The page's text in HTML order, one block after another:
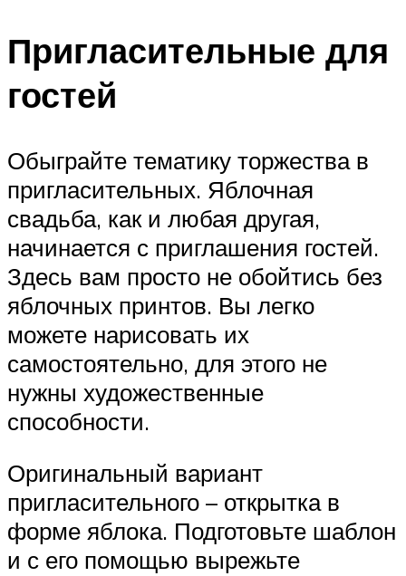
Пригласительные для
гостей
Обыграйте тематику торжества в
пригласительных. Яблочная
свадьба, как и любая другая,
начинается с приглашения гостей.
Здесь вам просто не обойтись без
яблочных принтов. Вы легко
можете нарисовать их
самостоятельно, для этого не
нужны художественные
способности.
Оригинальный вариант
пригласительного – открытка в
форме яблока. Подготовьте шаблон
и с его помощью вырежьте